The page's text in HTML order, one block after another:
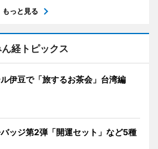
もっと見る
経トピックス
伊豆で「旅するお茶会」台湾編
ッジ第2弾「開運セット」など5種